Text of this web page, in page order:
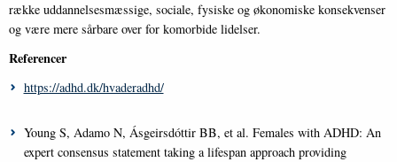
række uddannelsesmæssige, sociale, fysiske og økonomiske konsekvenser
og være mere sårbare over for komorbide lidelser.
Referencer
https://adhd.dk/hvaderadhd/
Young S, Adamo N, Ásgeirsdóttir BB, et al. Females with ADHD: An
expert consensus statement taking a lifespan approach providing